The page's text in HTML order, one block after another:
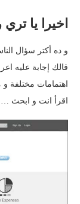
اخيرا يا
و ده أكتر سؤال
قالك إجابة عليه
اهتمامات مختلفة
اقرأ انت و ابحث …